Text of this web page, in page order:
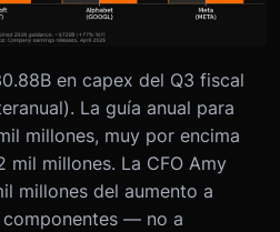
en capex del Q3 fiscal
La guía anual para
millones, muy por encima
mil millones. La CFO Amy
millones del aumento a
— no a